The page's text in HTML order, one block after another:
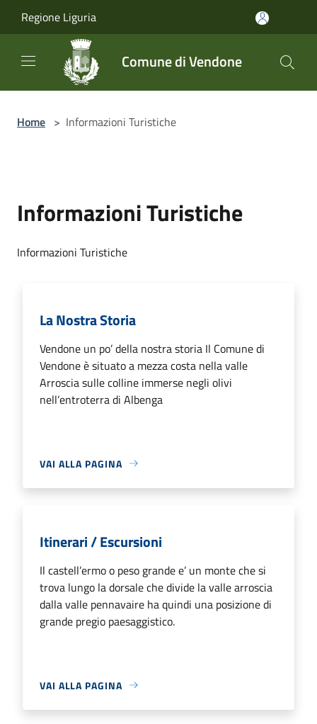
Regione Liguria
Comune di Vendone
Home > Informazioni Turistiche
Informazioni Turistiche
Informazioni Turistiche
La Nostra Storia
Vendone un po’ della nostra storia Il Comune di
Vendone è situato a mezza costa nella valle
Arroscia sulle colline immerse negli olivi
nell’entroterra di Albenga
VAI ALLA PAGINA
Itinerari / Escursioni
Il castell’ermo o peso grande e’ un monte che si
trova lungo la dorsale che divide la valle arroscia
dalla valle pennavaire ha quindi una posizione di
grande pregio paesaggistico.
VAI ALLA PAGINA